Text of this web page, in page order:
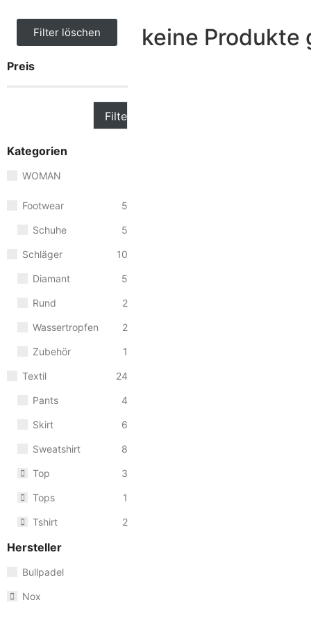
Filter löschen
Preis
Filter
Kategorien
WOMAN
Footwear 5
Schuhe 5
Schläger 10
Diamant 5
Rund 2
Wassertropfen 2
Zubehör 1
Textil 24
Pants 4
Skirt 6
Sweatshirt 8
Top 3
Tops 1
Tshirt 2
Hersteller
Bullpadel
Nox
keine Produkte